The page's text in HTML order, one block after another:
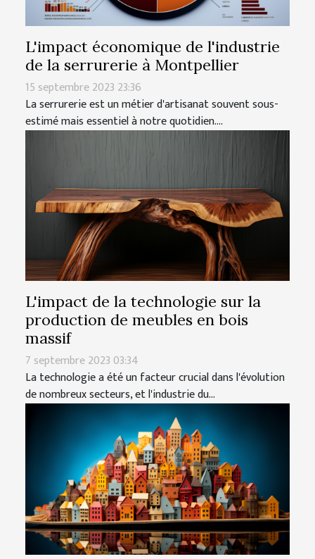
L'impact économique de l'industrie
de la serrurerie à Montpellier
15 septembre 2023 23:36
La serrurerie est un métier d'artisanat souvent sous-
estimé mais essentiel à notre quotidien....
L'impact de la technologie sur la
production de meubles en bois
massif
7 septembre 2023 03:34
La technologie a été un facteur crucial dans l'évolution
de nombreux secteurs, et l'industrie du...